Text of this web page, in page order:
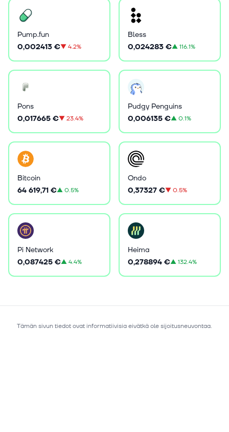
Pump.fun
0,002413 €▼4.2%
Bless
0,024283 €▲116.1%
Pons
0,017665 €▼23.4%
Pudgy Penguins
0,006135 €▲0.1%
Bitcoin
64 619,71 €▲0.5%
Ondo
0,37327 €▼0.5%
Pi Network
0,087425 €▲4.4%
Heima
0,278894 €▲132.4%
Tämän sivun tiedot ovat informatiivisia eivätkä ole sijoitusneuvontaa.